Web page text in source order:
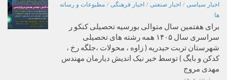
اخبار سیاسی / اخبار صنعتی / اخبار فرهنگی / مطبوعات و رسانه
ها
برای هفتمین سال متوالی بورسیه تحصیلی کنکو ر
سراسری سال ۱۴۰۵ همه رشته های تحصیلی
شهرستان تربت حیدریه ( زاوه ، محولات ،جلگه رخ ،
کدکن و بایگ ) توسط خیر نیک اندیش دیارمان مهندس
مهدی مروج